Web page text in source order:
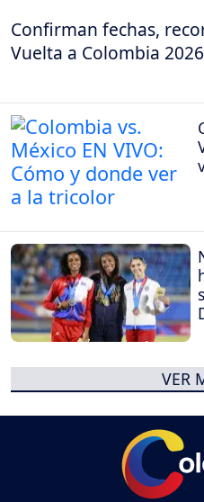
Confirman fechas,
Vuelta a Colombia 2026
VER